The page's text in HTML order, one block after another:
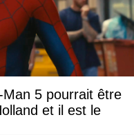
5 pourrait être
et il est le